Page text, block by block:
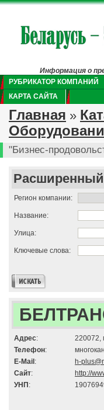
Информация о
РУБРИКАТОР КОМПАНИЙ
КАРТА САЙТА
Главная »
"Бизнес-
Расширенный
Регион компании:
Название:
Улица:
Ключевые слова:
Адрес:
220072,
Телефон:
E-Mail :
h-
Сайт:
http://
УНП :